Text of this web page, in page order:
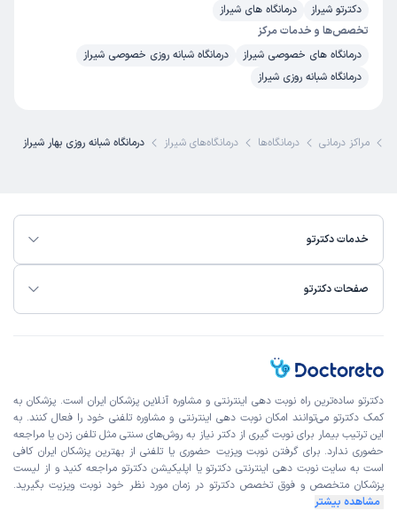
دکترتو شیراز
درمانگاه های شیراز
تخصص‌ها و خدمات مرکز
درمانگاه های خصوصی شیراز
درمانگاه شبانه روزی خصوصی شیراز
درمانگاه شبانه روزی شیراز
مراکز درمانی درمانگاه‌ها درمانگاه‌های شیراز درمانگاه شبانه روزی بهار شیراز
خدمات دکترتو
صفحات دکترتو
دکترتو ساده‌ترین راه نوبت‌ دهی اینترنتی و مشاوره آنلاین پزشکان ایران است. پزشکان به
کمک دکترتو می‌توانند امکان نوبت دهی اینترنتی و مشاوره تلفنی خود را فعال کنند. به
این ترتیب بیمار برای نوبت گیری از دکتر نیاز به روش‌های سنتی مثل تلفن زدن یا مراجعه
حضوری ندارد. برای گرفتن نوبت ویزیت حضوری یا تلفنی از بهترین پزشکان ایران کافی
است به سایت نوبت دهی اینترنتی دکترتو یا اپلیکیشن دکترتو مراجعه کنید و از لیست
پزشکان متخصص و فوق تخصص دکترتو در زمان مورد نظر خود نوبت ویزیت بگیرید.
مشاهده بیشتر